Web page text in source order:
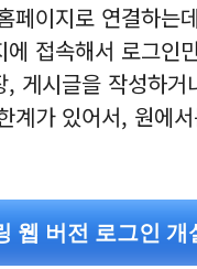
페이지로 연결하는
접속해서 로그인
게시글을 작성하
계가 있어서, 원에
웹 버전 로그인 개